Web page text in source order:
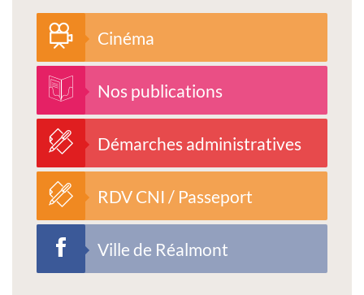
Cinéma
Nos publications
Démarches administratives
RDV CNI / Passeport
Ville de Réalmont